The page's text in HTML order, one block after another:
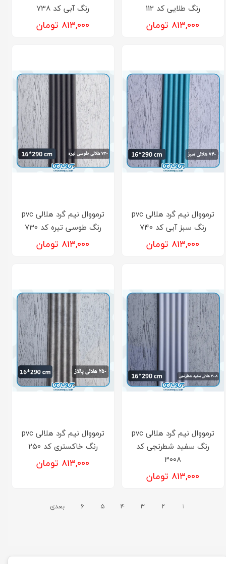
رنگ طلایی کد 112
۸۱۳,۰۰۰ تومان
رنگ آبی کد 738
۸۱۳,۰۰۰ تومان
ترمووال نیم گرد هلالی pvc
رنگ سبز آبی کد 740
۸۱۳,۰۰۰ تومان
ترمووال نیم گرد هلالی pvc
رنگ طوسی تیره کد 730
۸۱۳,۰۰۰ تومان
ترمووال نیم گرد هلالی pvc
رنگ سفید شطرنجی کد
3008
۸۱۳,۰۰۰ تومان
ترمووال نیم گرد هلالی pvc
رنگ خاکستری کد 250
۸۱۳,۰۰۰ تومان
۱ ۲ ۳ ۴ ۵ ۶ بعدی